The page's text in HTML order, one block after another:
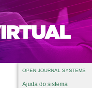
OPEN JOURNAL SYSTEMS
Ajuda do sistema